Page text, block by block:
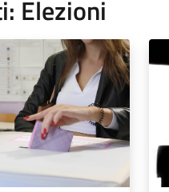
Elezioni